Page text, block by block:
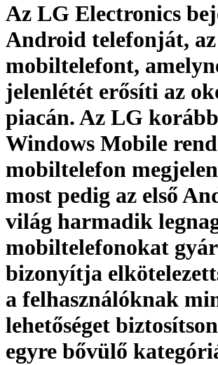
Az LG Electronics
Android telefonját,
mobiltelefont,
jelenlétét erősíti az
piacán. Az LG
Windows Mobile
mobiltelefon
most pedig az első
világ harmadik
mobiltelefonokat
bizonyítja
a felhasználóknak
lehetőséget
egyre bővülő